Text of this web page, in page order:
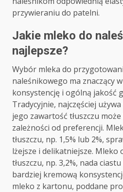
przywieraniu do patelni.
Jakie mleko do
najlepsze?
Wybór mleka do
naleśnikowego ma znaczący
konsystencję i ogólną jakość
Tradycyjnie, najczęściej
jego zawartość tłuszczu
zależności od preferencji.
tłuszczu, np. 1,5% lub 2%,
lżejsze i delikatniejsze. Mleko
tłuszczu, np. 3,2%, nada
bardziej kremową
mleko z kartonu, poddane